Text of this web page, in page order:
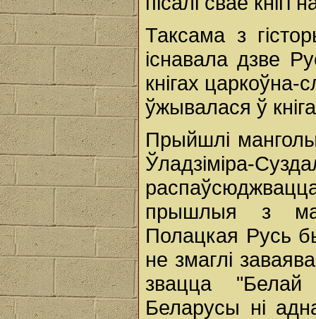
Таксама з
існавала дзве
кнігах
ўжывалася ў
Прыйшлі
Ўладзіміра-
прышлыя з
Полацкая Русь
не змаглі
звацца
Беларусы ні